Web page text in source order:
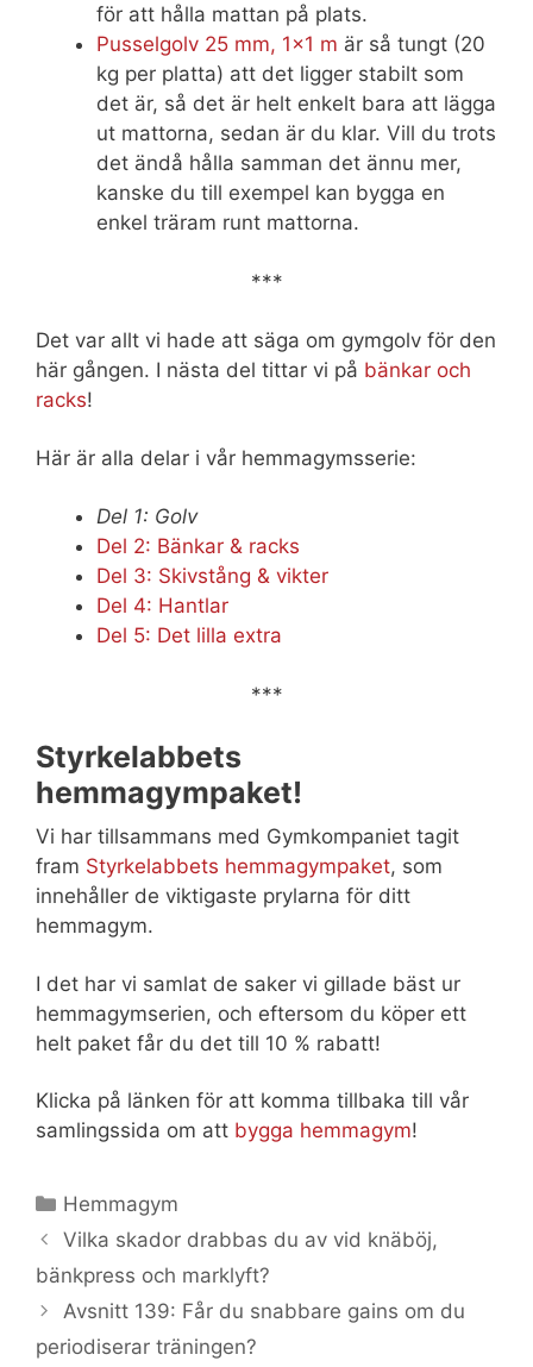
för att hålla mattan på plats.
Pusselgolv 25 mm, 1×1 m är så tungt (20
kg per platta) att det ligger stabilt som
det är, så det är helt enkelt bara att lägga
ut mattorna, sedan är du klar. Vill du trots
det ändå hålla samman det ännu mer,
kanske du till exempel kan bygga en
enkel träram runt mattorna.
***
Det var allt vi hade att säga om gymgolv för den
här gången. I nästa del tittar vi på bänkar och
racks!
Här är alla delar i vår hemmagymsserie:
Del 1: Golv
Del 2: Bänkar & racks
Del 3: Skivstång & vikter
Del 4: Hantlar
Del 5: Det lilla extra
***
Styrkelabbets
hemmagympaket!
Vi har tillsammans med Gymkompaniet tagit
fram Styrkelabbets hemmagympaket, som
innehåller de viktigaste prylarna för ditt
hemmagym.
I det har vi samlat de saker vi gillade bäst ur
hemmagymserien, och eftersom du köper ett
helt paket får du det till 10 % rabatt!
Klicka på länken för att komma tillbaka till vår
samlingssida om att bygga hemmagym!
Kategorier
Hemmagym
Vilka skador drabbas du av vid knäböj,
bänkpress och marklyft?
Avsnitt 139: Får du snabbare gains om du
periodiserar träningen?